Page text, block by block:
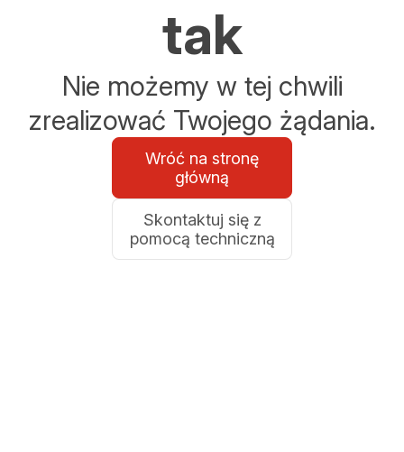
tak
Nie możemy w tej chwili
zrealizować Twojego żądania.
Wróć na stronę
główną
Skontaktuj się z
pomocą techniczną